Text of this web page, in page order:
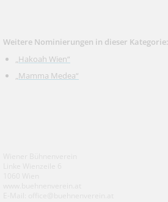
Weitere Nominierungen in dieser Kategorie:
„Hakoah Wien“
„Mamma Medea“